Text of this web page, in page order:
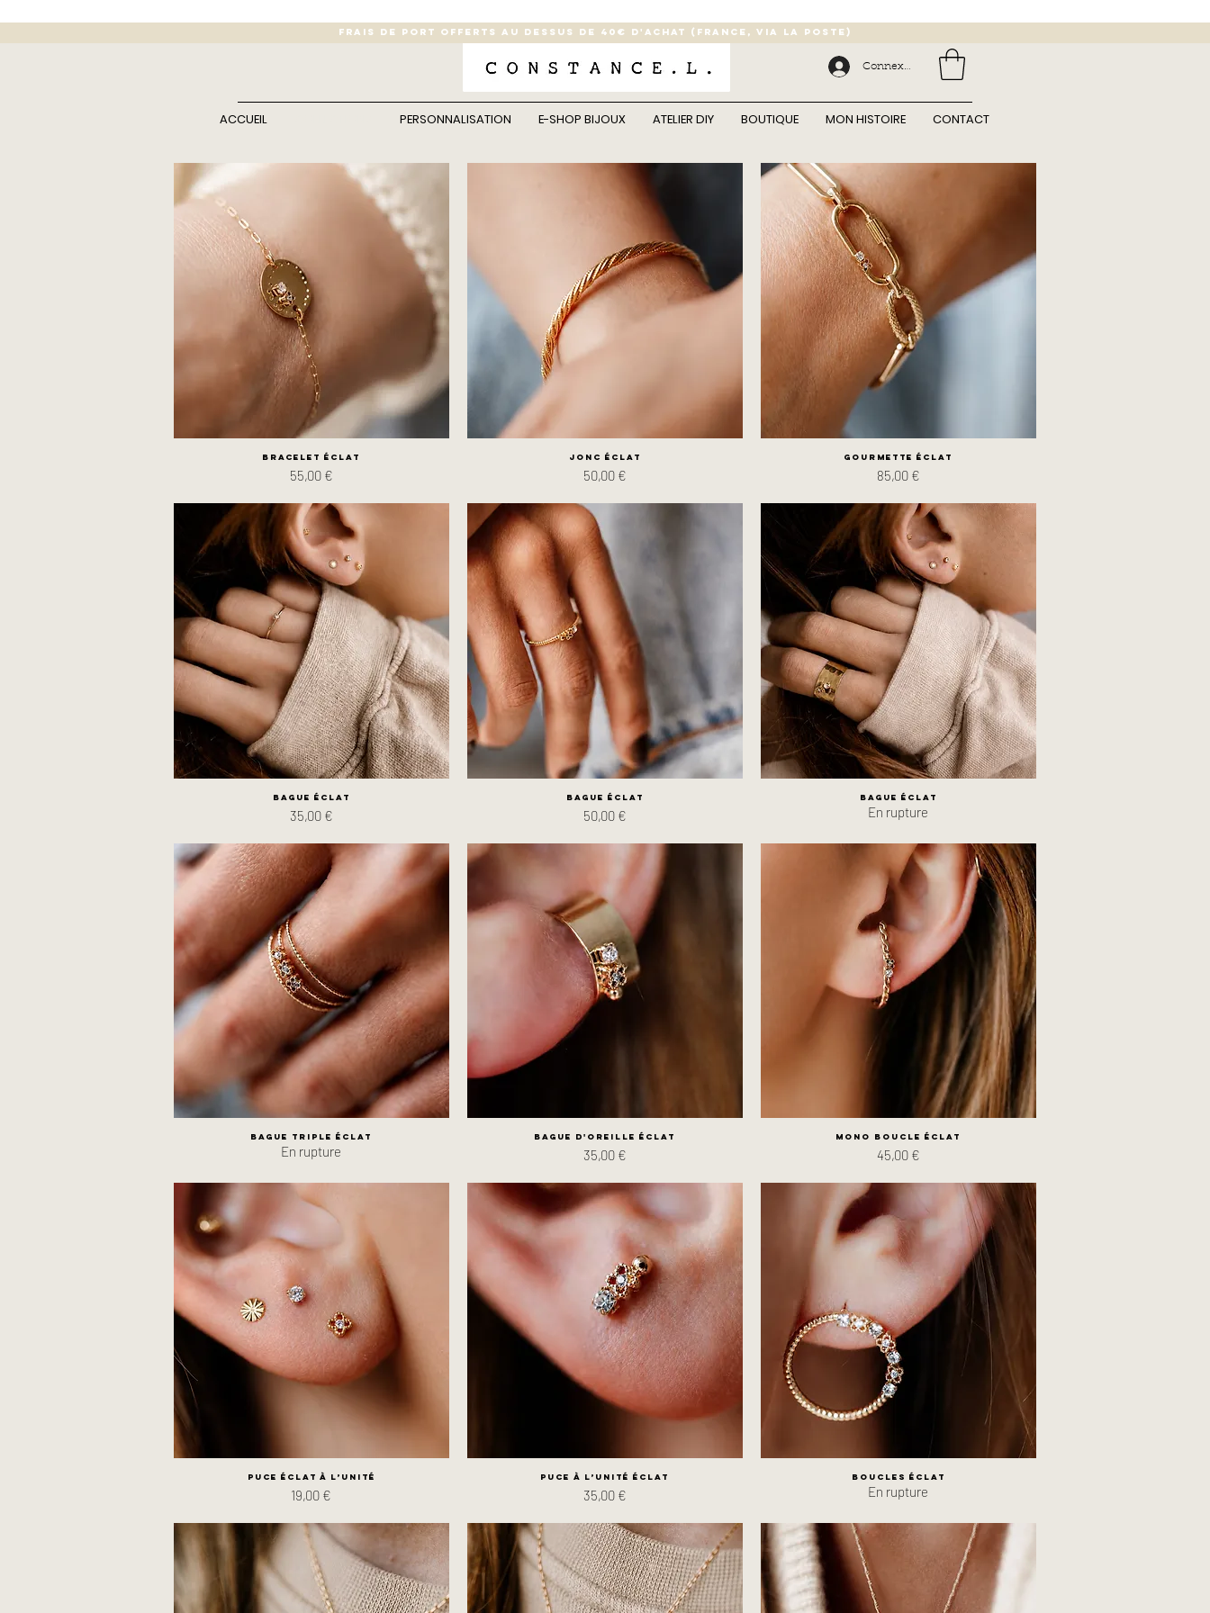
Connexion
FRAIS DE PORT OFFERTS AU DESSUS DE 40€ D'ACHAT (France, via la poste)
ACCUEIL PERSONNALISATION E-SHOP BIJOUX ATELIER DIY BOUTIQUE MON HISTOIRE CONTACT
Bracelet Éclat
Prix
55,00 €
Jonc Éclat
Prix
50,00 €
Gourmette Éclat
Prix
85,00 €
Bague Éclat
Prix
35,00 €
Bague Éclat
Prix
50,00 €
Bague Éclat
En rupture
Bague triple Éclat
En rupture
Bague d'oreille Éclat
Prix
35,00 €
Mono boucle Éclat
Prix
45,00 €
Puce Éclat à l’unité
Prix
19,00 €
Puce à l’unité Éclat
Prix
35,00 €
Boucles Éclat
En rupture